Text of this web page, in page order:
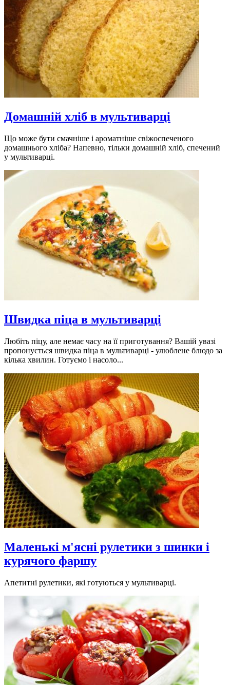
Домашній хліб в мультиварці
Що може бути смачніше і ароматніше свіжоспеченого
домашнього хліба? Напевно, тільки домашній хліб, спечений
у мультиварці.
Швидка піца в мультиварці
Любіть піцу, але немає часу на її приготування? Вашій увазі
пропонується швидка піца в мультиварці - улюблене блюдо за
кілька хвилин. Готуємо і насоло...
Маленькі м'ясні рулетики з шинки і
курячого фаршу
Апетитні рулетики, які готуються у мультиварці.